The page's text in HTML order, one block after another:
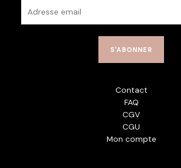
m
S'ABONNER
Contact
FAQ
CGV
CGU
Mon compte